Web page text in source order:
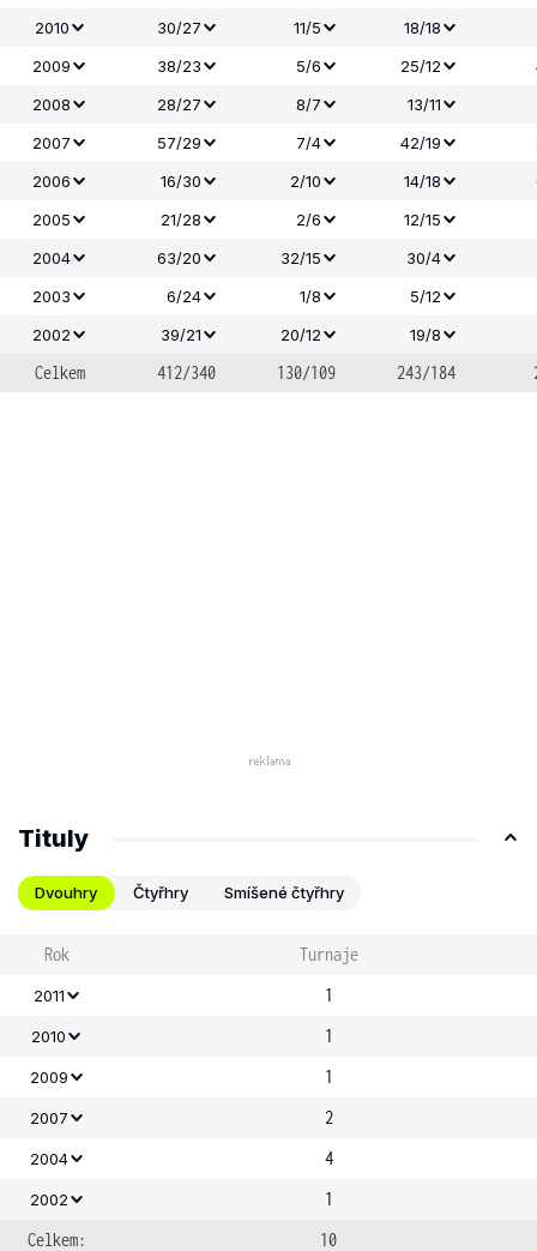
2010
30/27 11/5
18/18
2009
38/23 5/6 25/12
2008
28/27 8/7 13/11
2007
57/29 7/4 42/19
2006
16/30 2/10 14/18
2005
21/28 2/6 12/15
2004
63/20 32/15
30/4
2003
6/24 1/8
5/12
2002
39/21 20/12 19/8
Celkem 412/340 130/109 243/184
Tituly
Dvouhry Čtyřhry Smíšené čtyřhry
Rok Turnaje
2011 1
2010 1
2009 1
2007 2
2004 4
2002
1
Celkem:
10